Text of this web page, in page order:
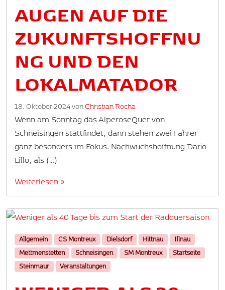
AUGEN AUF DIE
ZUKUNFTSHOFFNU
NG UND DEN
LOKALMATADOR
18. Oktober 2024 vonChristian Rocha
Wenn am Sonntag das AlperoseQuer von
Schneisingen stattfindet, dann stehen zwei Fahrer
ganz besonders im Fokus. Nachwuchshoffnung Dario
Lillo, als (…)
Weiterlesen »
Allgemein CS Montreux Dielsdorf Hittnau
Illnau
Mettmenstetten
Schneisingen SM Montreux
Startseite
Steinmaur
Veranstaltungen